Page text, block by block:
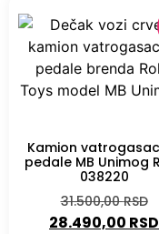
Kamion
pedale MB Unimog
038220
31.500,00RSD
28.490,00 RSD